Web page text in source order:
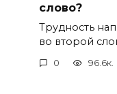
слово?
Трудность
во второй
0 96.6к.